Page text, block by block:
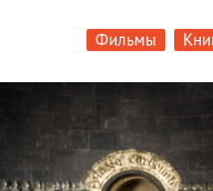
Фильмы